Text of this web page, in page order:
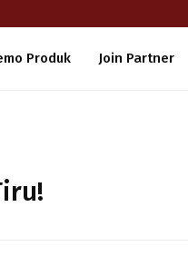
Produk Join Partner